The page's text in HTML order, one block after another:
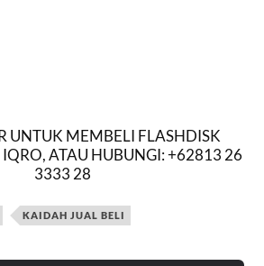
UNTUK MEMBELI FLASHDISK
ATAU HUBUNGI: +62813 26
3333 28
KAIDAH JUAL BELI